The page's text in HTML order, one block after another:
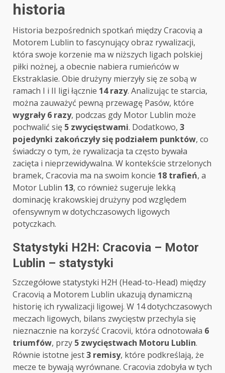
historia
Historia bezpośrednich spotkań między Cracovią a
Motorem Lublin to fascynujący obraz rywalizacji,
która swoje korzenie ma w niższych ligach polskiej
piłki nożnej, a obecnie nabiera rumieńców w
Ekstraklasie. Obie drużyny mierzyły się ze sobą w
ramach I i II ligi łącznie 14 razy. Analizując te starcia,
można zauważyć pewną przewagę Pasów, które
wygrały 6 razy, podczas gdy Motor Lublin może
pochwalić się 5 zwycięstwami. Dodatkowo, 3
pojedynki zakończyły się podziałem punktów, co
świadczy o tym, że rywalizacja ta często bywała
zacięta i nieprzewidywalna. W kontekście strzelonych
bramek, Cracovia ma na swoim koncie 18 trafień, a
Motor Lublin 13, co również sugeruje lekką
dominację krakowskiej drużyny pod względem
ofensywnym w dotychczasowych ligowych
potyczkach.
Statystyki H2H: Cracovia – Motor
Lublin – statystyki
Szczegółowe statystyki H2H (Head-to-Head) między
Cracovią a Motorem Lublin ukazują dynamiczną
historię ich rywalizacji ligowej. W 14 dotychczasowych
meczach ligowych, bilans zwycięstw przechyla się
nieznacznie na korzyść Cracovii, która odnotowała 6
triumfów, przy 5 zwycięstwach Motoru Lublin.
Równie istotne jest3 remisy, które podkreślają, że
mecze te bywają wyrównane. Cracovia zdobyła w tych